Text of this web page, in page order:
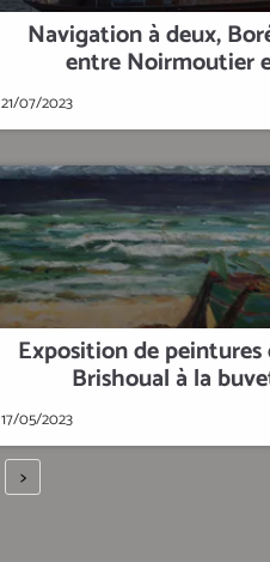
Navigation à deux,
entre Noirmoutier
21/07/2023
Exposition de peintures
Brishoual à la
17/05/2023
>